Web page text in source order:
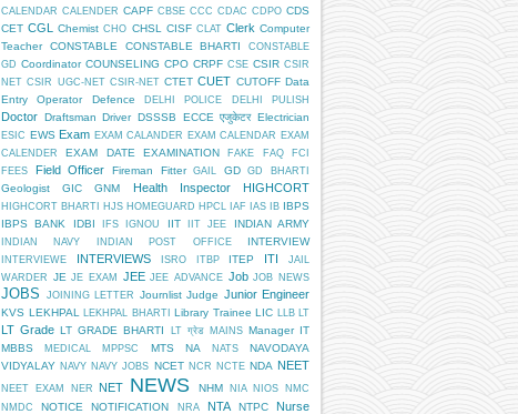
CALENDAR CALENDER CAPF CBSE CCC CDAC CDPO CDS
CET CGL Chemist CHO CHSL CISF CLAT Clerk Computer
Teacher
CONSTABLE CONSTABLE BHARTI
CONSTABLE
GD Coordinator COUNSELING CPO CRPF CSE CSIR CSIR
NET CSIR UGC-NET CSIR-NET CTET CUET CUTOFF Data
Entry Operator
Defence DELHI POLICE DELHI PULISH
Doctor Draftsman Driver DSSSB ECCE एजुकेटर Electrician
ESIC EWS Exam EXAM CALANDER EXAM CALENDAR EXAM
CALENDER
EXAM DATE EXAMINATION FAKE FAQ
FCI
FEES
Field Officer Fireman Fitter GAIL GD GD BHARTI
Geologist GIC GNM Health Inspector HIGHCORT
HIGHCORT BHARTI HJS HOMEGUARD HPCL IAF IAS IB IBPS
IBPS BANK
IDBI IFS IGNOU IIT IIT JEE INDIAN ARMY
INDIAN NAVY INDIAN POST OFFICE INTERVIEW
INTERVIEWE INTERVIEWS ISRO ITBP ITEP ITI
JAIL
WARDER JE JE EXAM JEE JEE ADVANCE Job JOB NEWS
JOBS JOINING LETTER Journlist Judge Junior Engineer
KVS LEKHPAL LEKHPAL BHARTI Library Trainee LIC LLB LT
LT Grade LT GRADE BHARTI LT ग्रेड MAINS Manager IT
MBBS
MEDICAL MPPSC MTS NA NATS
NAVODAYA
VIDYALAY NAVY NAVY JOBS NCET NCR NCTE NDA NEET
NEET EXAM NER NET NEWS NHM NIA NIOS
NMC
NMDC
NOTICE NOTIFICATION NRA NTA NTPC Nurse